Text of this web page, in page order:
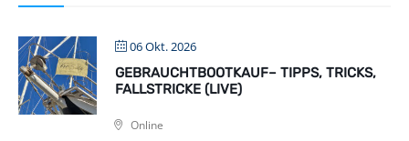
06 Okt. 2026
GEBRAUCHTBOOTKAUF– TIPPS, TRICKS,
FALLSTRICKE (LIVE)
Online